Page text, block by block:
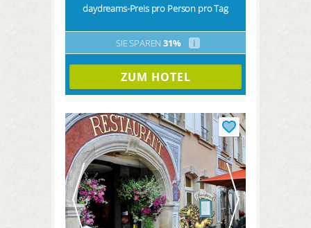
daydreams-Preis pro Person pro Tag
SIE SPAREN 31% i
ZUM HOTEL